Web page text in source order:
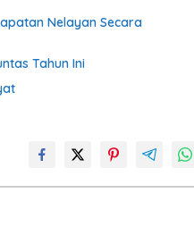
Nelayan Secara
Tahun Ini